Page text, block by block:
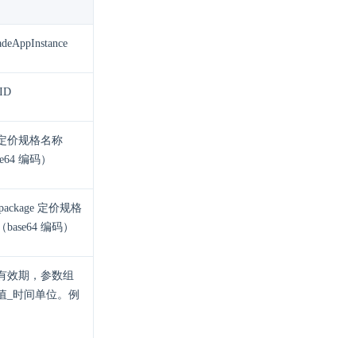
价规格名称
编码）
定价规格
base64 编码）
效期，参数组
_时间单位。例